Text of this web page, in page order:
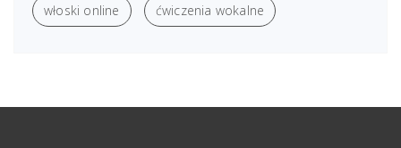
włoski online ćwiczenia wokalne